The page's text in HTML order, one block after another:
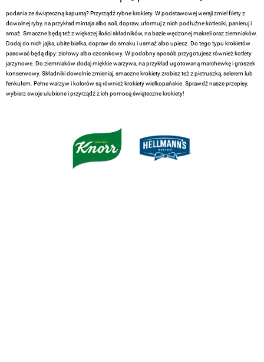
podania ze świąteczną kapustą? Przyrządź rybne krokiety. W podstawowej wersji zmiel filety z
dowolnej ryby, na przykład mintaja albo soli, dopraw, uformuj z nich podłużne kotleciki, panieruj i
smaż. Smaczne będą też z większej ilości składników, na bazie wędzonej makreli oraz ziemniaków.
Dodaj do nich jajka, ubite białka, dopraw do smaku i usmaż albo upiecz. Do tego typu krokietów
pasować będą dipy: ziołowy albo czosnkowy. W podobny sposób przygotujesz również kotlety
jarzynowe. Do ziemniaków dodaj miękkie warzywa, na przykład ugotowaną marchewkę i groszek
konserwowy. Składniki dowolnie zmieniaj, smaczne krokiety zrobisz też z pietruszką, selerem lub
fenkułem. Pełne warzyw i kolorów są również krokiety wielkopańskie. Sprawdź nasze przepisy,
wybierz swoje ulubione i przyrządź z ich pomocą świąteczne krokiety!